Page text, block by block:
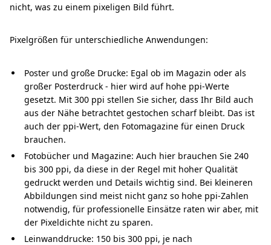
nicht, was zu einem pixeligen Bild führt.
Pixelgrößen für unterschiedliche Anwendungen:
Poster und große Drucke: Egal ob im Magazin oder als
großer Posterdruck - hier wird auf hohe ppi-Werte
gesetzt. Mit 300 ppi stellen Sie sicher, dass Ihr Bild auch
aus der Nähe betrachtet gestochen scharf bleibt. Das ist
auch der ppi-Wert, den Fotomagazine für einen Druck
brauchen.
Fotobücher und Magazine: Auch hier brauchen Sie 240
bis 300 ppi, da diese in der Regel mit hoher Qualität
gedruckt werden und Details wichtig sind. Bei kleineren
Abbildungen sind meist nicht ganz so hohe ppi-Zahlen
notwendig, für professionelle Einsätze raten wir aber, mit
der Pixeldichte nicht zu sparen.
Leinwanddrucke: 150 bis 300 ppi, je nach